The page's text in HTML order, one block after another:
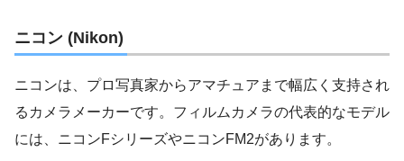
ニコン (Nikon)
ニコンは、プロ写真家からアマチュアまで幅広く支持され
るカメラメーカーです。フィルムカメラの代表的なモデル
には、ニコンFシリーズやニコンFM2があります。